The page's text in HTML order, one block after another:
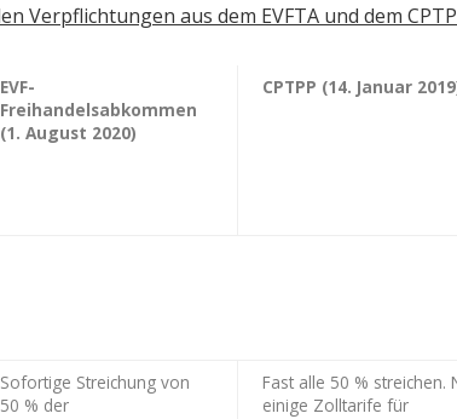
Verpflichtungen aus dem EVFTA und dem
EVF-
Freihandelsabkommen
(1. August 2020)
CPTPP (14. Januar
Sofortige Streichung von
50 % der
Fast alle 50 % streichen.
einige Zolltarife für